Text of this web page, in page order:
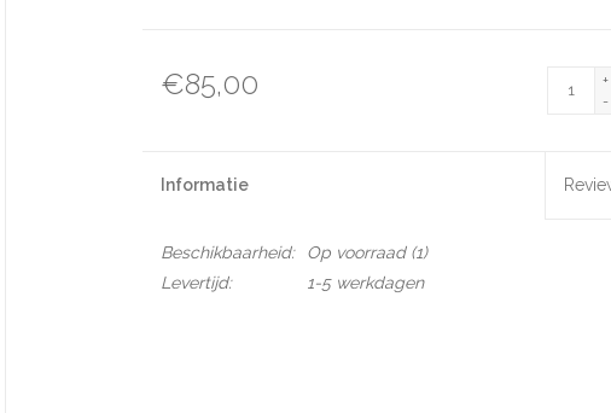
€85,00
+
-
Informatie
Beschikbaarheid: Op voorraad(1)
Levertijd:
1-5 werkdagen